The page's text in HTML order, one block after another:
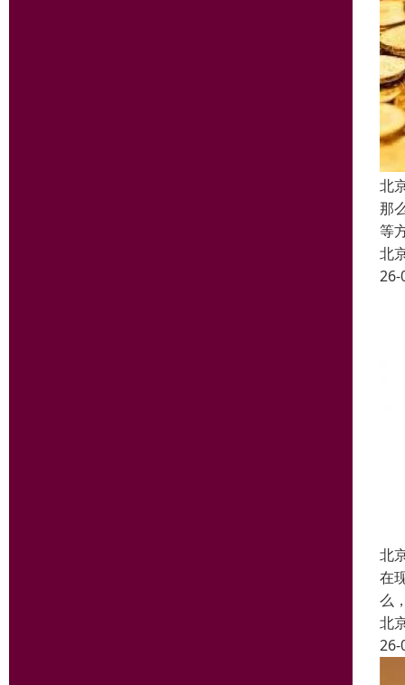
北
那
等
北
26-
北
在
么
北
26-